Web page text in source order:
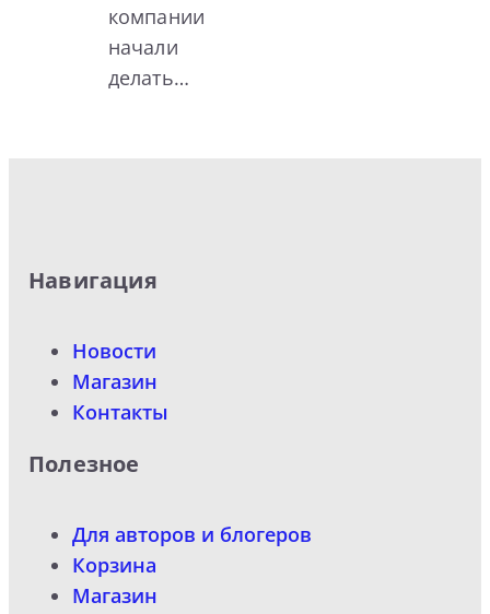
компании
начали
делать…
Навигация
Новости
Магазин
Контакты
Полезное
Для авторов и блогеров
Корзина
Магазин